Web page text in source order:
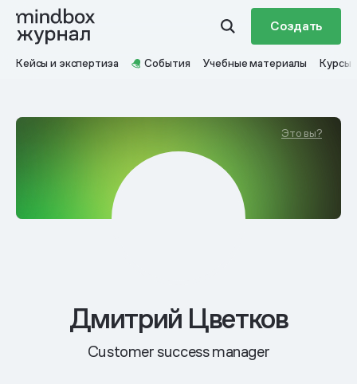
Создать
Кейсы и экспертиза События Учебные материалы Курсы
Это вы?
Дмитрий Цветков
Сustomer success manager